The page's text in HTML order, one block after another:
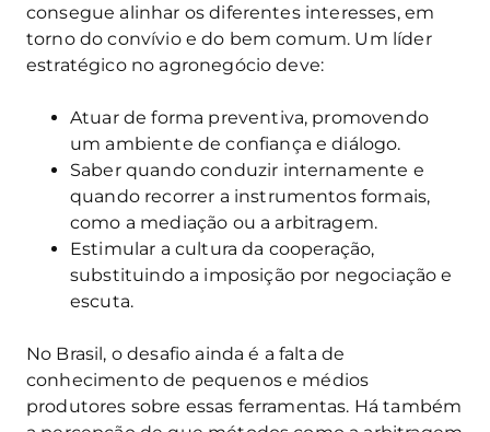
consegue alinhar os diferentes interesses, em
torno do convívio e do bem comum. Um líder
estratégico no agronegócio deve:
Atuar de forma preventiva, promovendo
um ambiente de confiança e diálogo.
Saber quando conduzir internamente e
quando recorrer a instrumentos formais,
como a mediação ou a arbitragem.
Estimular a cultura da cooperação,
substituindo a imposição por negociação e
escuta.
No Brasil, o desafio ainda é a falta de
conhecimento de pequenos e médios
produtores sobre essas ferramentas. Há também